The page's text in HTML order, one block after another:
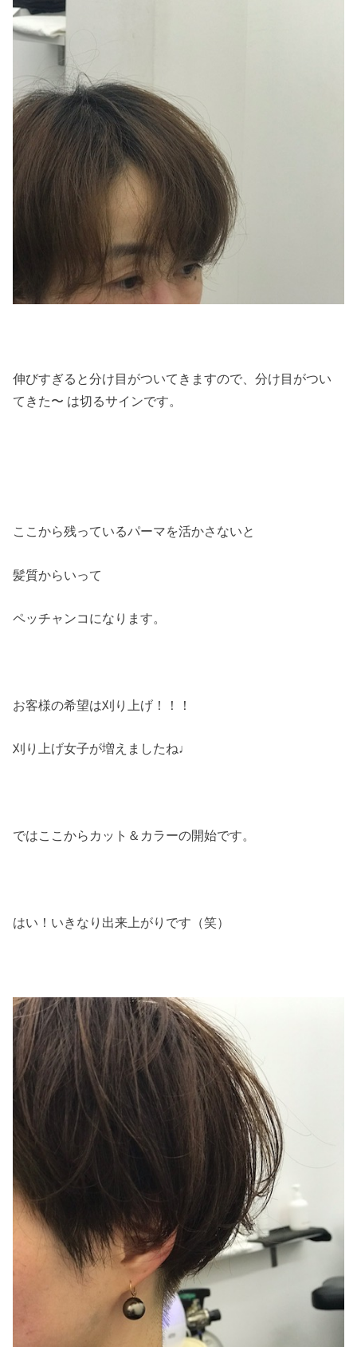
伸びすぎると分け目がついてきますので、分け目がつい
てきた〜 は切るサインです。
ここから残っているパーマを活かさないと
髪質からいって
ペッチャンコになります。
お客様の希望は刈り上げ！！！
刈り上げ女子が増えましたね♩
ではここからカット＆カラーの開始です。
はい！いきなり出来上がりです（笑）